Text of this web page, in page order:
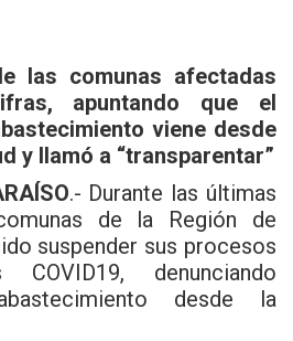
las comunas afectadas
apuntando que el
viene desde
y llamó a “transparentar”
.- Durante las últimas
de la Región de
suspender sus procesos
COVID19, denunciando
desde la